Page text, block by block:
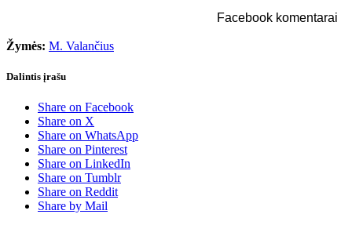
Facebook komentarai
Žymės: M. Valančius
Dalintis įrašu
Share on Facebook
Share on X
Share on WhatsApp
Share on Pinterest
Share on LinkedIn
Share on Tumblr
Share on Reddit
Share by Mail